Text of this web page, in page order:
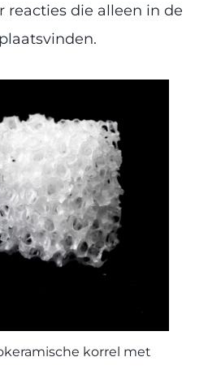
reacties die alleen in de
korrel met